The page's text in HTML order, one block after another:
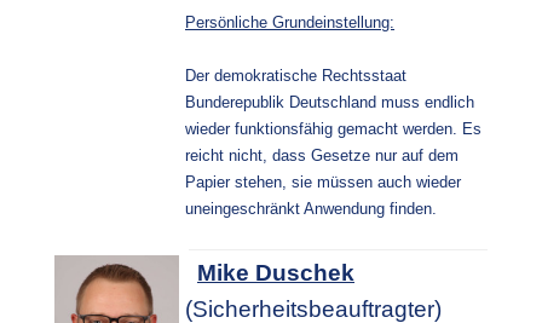
Persönliche Grundeinstellung:
Der demokratische Rechtsstaat
Bunderepublik Deutschland muss endlich
wieder funktionsfähig gemacht werden. Es
reicht nicht, dass Gesetze nur auf dem
Papier stehen, sie müssen auch wieder
uneingeschränkt Anwendung finden.
Mike Duschek
(Sicherheitsbeauftragter)